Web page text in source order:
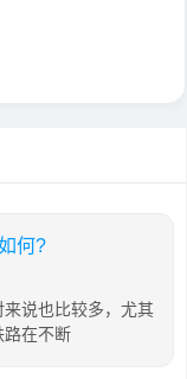
何?
说也比较多，尤其
路在不断